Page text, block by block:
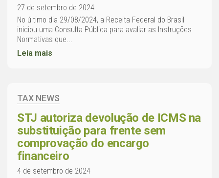
27 de setembro de 2024
No último dia 29/08/2024, a Receita Federal do Brasil
iniciou uma Consulta Pública para avaliar as Instruções
Normativas que...
Leia mais
TAX NEWS
STJ autoriza devolução de ICMS na
substituição para frente sem
comprovação do encargo
financeiro
4 de setembro de 2024